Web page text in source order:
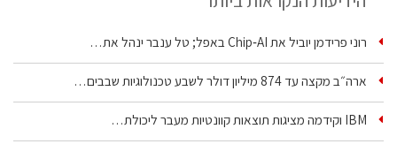
רוני פרידמן יוביל את Chip‑AI באפל; טל ענבר ינהל את…
ארה״ב מקצה עד 874 מיליון דולר לשבע טכנולוגיות שבבים…
IBM וקידמה מציגות תוצאות קוונטיות מעבר ליכולת…